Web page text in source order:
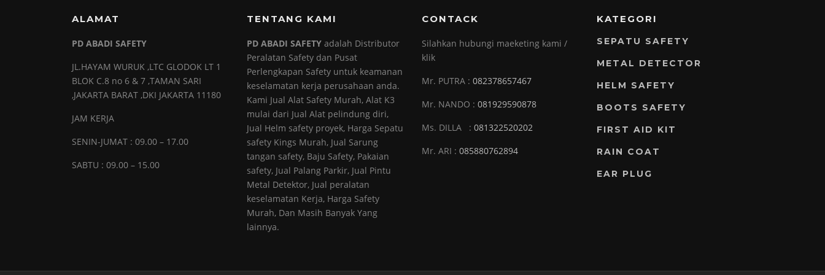
ALAMAT
PD ABADI SAFETY
JL.HAYAM WURUK ,LTC GLODOK LT 1
BLOK C.8 no 6 & 7 ,TAMAN SARI
,JAKARTA BARAT ,DKI JAKARTA 11180
JAM KERJA
SENIN-JUMAT : 09.00 – 17.00
SABTU : 09.00 – 15.00
TENTANG KAMI
PD ABADI SAFETY adalah Distributor
Peralatan Safety dan Pusat
Perlengkapan Safety untuk keamanan
keselamatan kerja perusahaan anda.
Kami Jual Alat Safety Murah, Alat K3
mulai dari Jual Alat pelindung diri,
Jual Helm safety proyek, Harga Sepatu
safety Kings Murah, Jual Sarung
tangan safety, Baju Safety, Pakaian
safety, Jual Palang Parkir, Jual Pintu
Metal Detektor, Jual peralatan
keselamatan Kerja, Harga Safety
Murah, Dan Masih Banyak Yang
lainnya.
CONTACK
Silahkan hubungi maeketing kami /
klik
Mr. PUTRA : 082378657467
Mr. NANDO : 081929590878
Ms. DILLA : 081322520202
Mr. ARI : 085880762894
KATEGORI
SEPATU SAFETY
METAL DETECTOR
HELM SAFETY
BOOTS SAFETY
FIRST AID KIT
RAIN COAT
EAR PLUG